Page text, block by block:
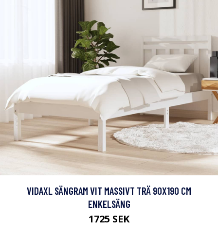
VIDAXL SÄNGRAM VIT MASSIVT TRÄ 90X190 CM
ENKELSÄNG
1725 SEK